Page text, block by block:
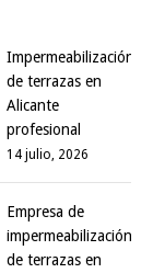
Impermeabilización
de terrazas en
Alicante
profesional
14 julio, 2026
Empresa de
impermeabilización
de terrazas en